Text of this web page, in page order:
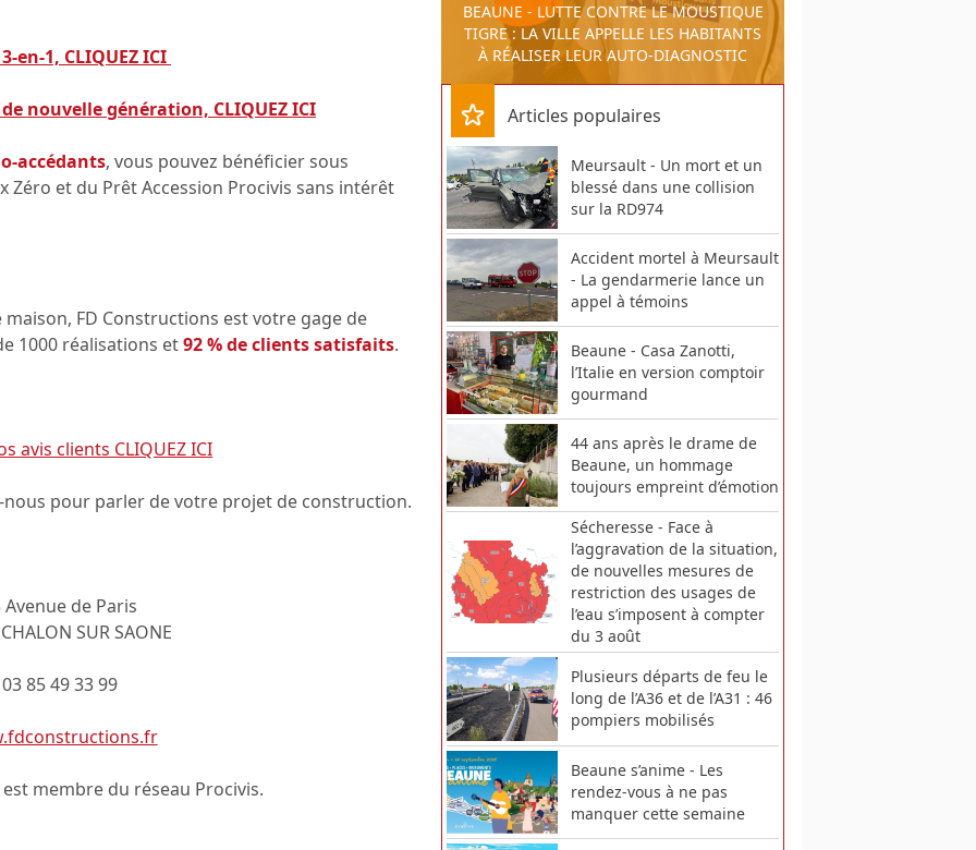
en-1, CLIQUEZ ICI
de nouvelle génération, CLIQUEZ ICI
accédants, vous pouvez bénéficier sous
Zéro et du Prêt Accession Procivis sans intérêt
FD Constructions est votre gage de
1000 réalisations et92 % de clients satisfaits.
avis clients CLIQUEZ ICI
pour parler de votre projet de construction.
Avenue de Paris
SUR SAONE
03 85 49 33 99
membre du réseau Procivis.
BEAUNE - LUTTE CONTRE LE MOUSTIQUE
TIGRE : LA VILLE APPELLE LES HABITANTS
À RÉALISER LEUR AUTO-DIAGNOSTIC
Articles populaires
Meursault - Un mort et un
blessé dans une collision
sur la RD974
Accident mortel à Meursault
- La gendarmerie lance un
appel à témoins
Beaune - Casa Zanotti,
l’Italie en version comptoir
gourmand
44 ans après le drame de
Beaune, un hommage
toujours empreint d’émotion
Sécheresse - Face à
l’aggravation de la situation,
de nouvelles mesures de
restriction des usages de
l’eau s’imposent à compter
du 3 août
Plusieurs départs de feu le
long de l’A36 et de l’A31 : 46
pompiers mobilisés
Beaune s’anime - Les
rendez-vous à ne pas
manquer cette semaine